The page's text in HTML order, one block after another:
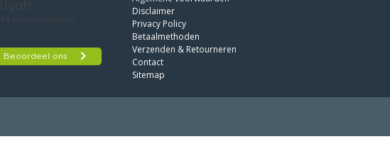
Disclaimer
Privacy Policy
Betaalmethoden
Verzenden & Retourneren
Contact
Sitemap